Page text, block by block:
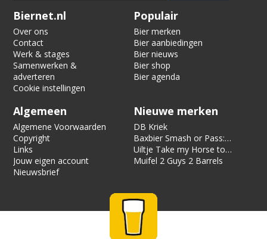
Verification code:
Biernet.nl
Over ons
Contact
Werk & stages
Samenwerken &
adverteren
Cookie instellingen
Populair
Bier merken
Bier aanbiedingen
Bier nieuws
Bier shop
Bier agenda
Algemeen
Algemene Voorwaarden
Copyright
Links
Jouw eigen account
Nieuwsbrief
Nieuwe merken
DB Kriek
Baxbier Smash or Pass:
Strata
Uiltje Take my Horse to
the Hotel Room
Muifel 2 Guys 2 Barrels